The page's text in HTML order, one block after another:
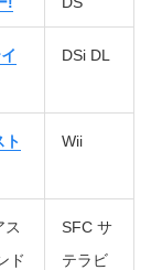
DSi DL
ト
Wii
ス
ド
SFC サ
テラビ